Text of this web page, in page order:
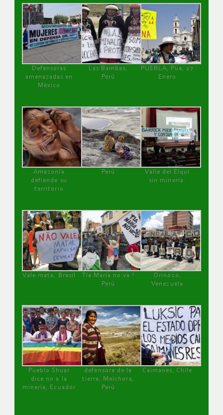
Defensoras
amenazadas en
México
Las Bambas,
Perú
PUEBLA, Pue, 27
Enero
Amazonía
defiende su
territorio
Perú
Valle del Elqui
sin minería.
Vale mata, Brasil
Tía María no va !
Perú
Orinoco,
Venezuela
Pueblo Shuar
dice no a la
minería, Ecuador
defensora de la
tierra, Melchora,
Perú
Caimanes, Chile